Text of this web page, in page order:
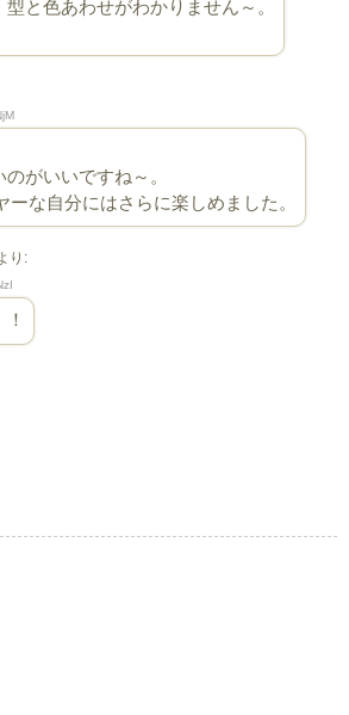
と色あわせがわかりません～。
がいいですね～。
ーな自分にはさらに楽しめました。
り: